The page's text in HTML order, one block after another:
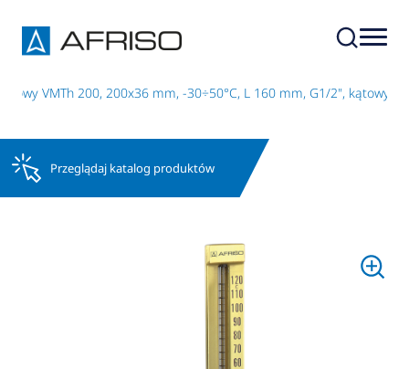
VMTh 200, 200x36 mm, -30÷50°C, L 160 mm, G1/2", kątowy
Przeglądaj katalog produktów